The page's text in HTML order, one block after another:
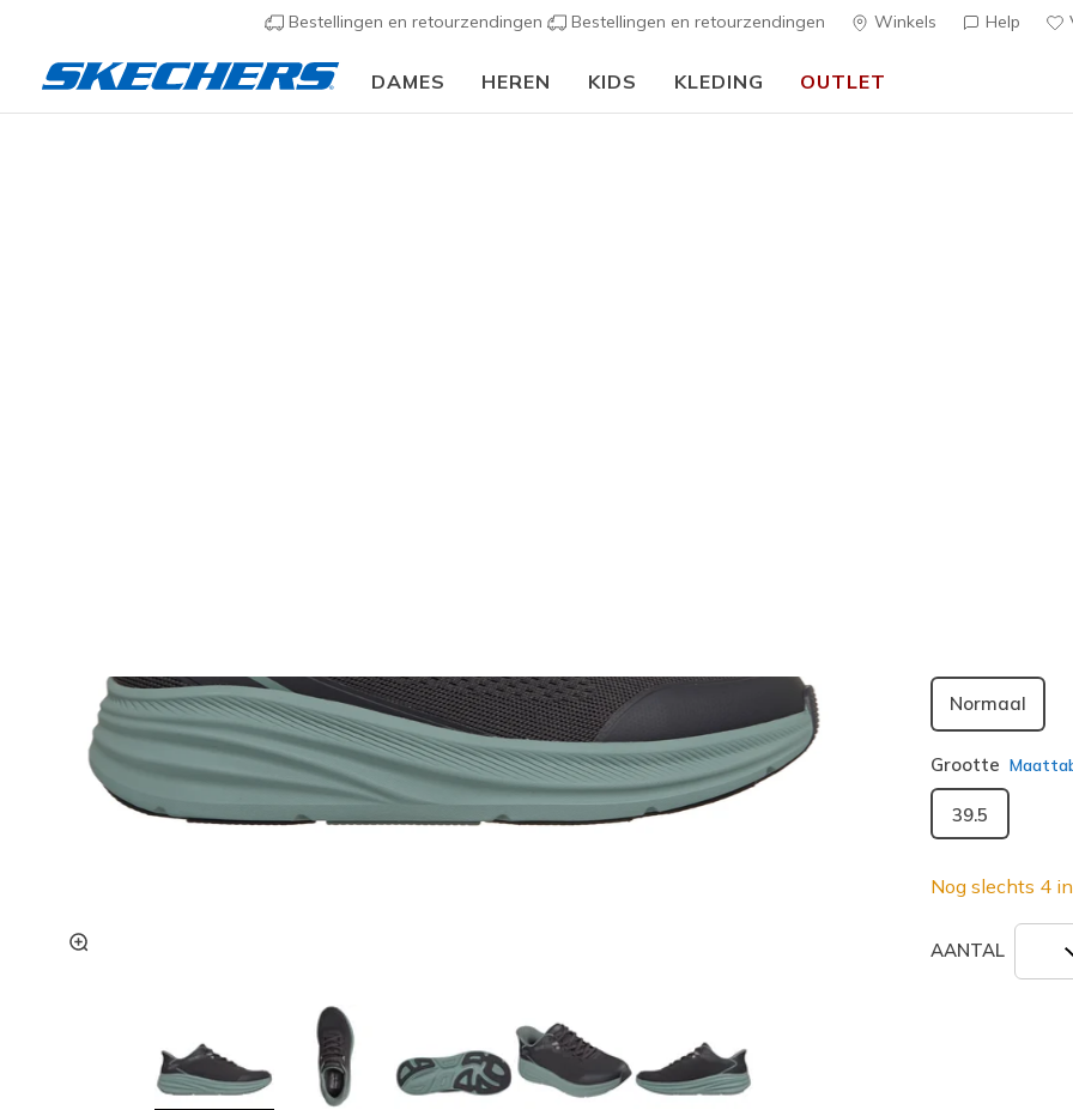
Bestellingen en retourzendingen Bestellingen en retourzendingen Winkels Help
DAMES HEREN KIDS KLEDING OUTLET
Normaal
Grootte
39.5
Nog slechts 4
AANTAL